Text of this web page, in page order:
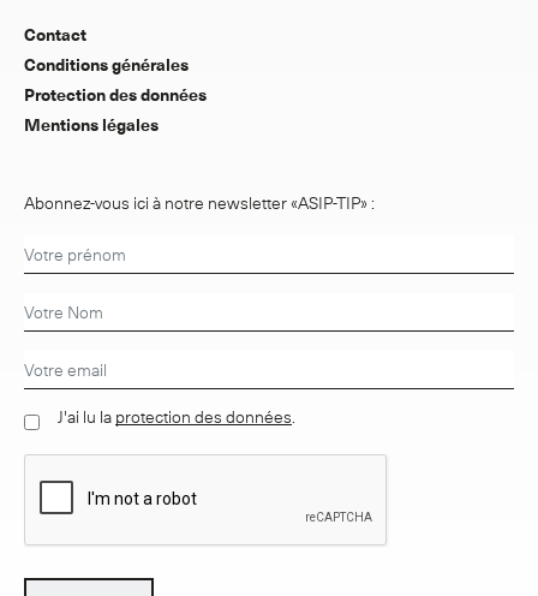
Contact
Conditions générales
Protection des données
Mentions légales
Abonnez-vous ici à notre newsletter «ASIP-TIP» :
J'ai lu laprotection des données.